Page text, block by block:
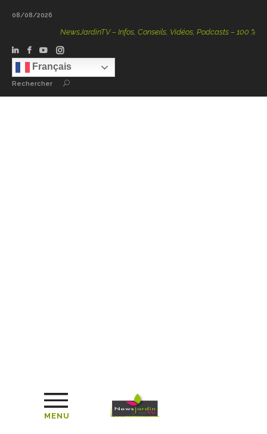
08/08/2026
NewsJardinTV – Infos, Conseils, Vidéos, Podcasts – 100 % Nature
Français
Rechercher
MENU